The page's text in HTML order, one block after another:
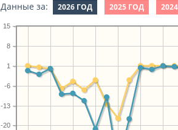
Данные за: 2026 ГОД 2025 ГОД
-20
-13
-6
1
8
15